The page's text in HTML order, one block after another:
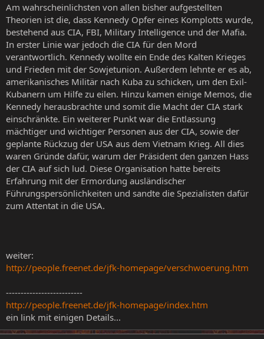
Am wahrscheinlichsten von allen bisher aufgestellten
Theorien ist die, dass Kennedy Opfer eines Komplotts wurde,
bestehend aus CIA, FBI, Military Intelligence und der Mafia.
In erster Linie war jedoch die CIA für den Mord
verantwortlich. Kennedy wollte ein Ende des Kalten Krieges
und Frieden mit der Sowjetunion. Außerdem lehnte er es ab,
amerikanisches Militär nach Kuba zu schicken, um den Exil-
Kubanern um Hilfe zu eilen. Hinzu kamen einige Memos, die
Kennedy herausbrachte und somit die Macht der CIA stark
einschränkte. Ein weiterer Punkt war die Entlassung
mächtiger und wichtiger Personen aus der CIA, sowie der
geplante Rückzug der USA aus dem Vietnam Krieg. All dies
waren Gründe dafür, warum der Präsident den ganzen Hass
der CIA auf sich lud. Diese Organisation hatte bereits
Erfahrung mit der Ermordung ausländischer
Führungspersönlichkeiten und sandte die Spezialisten dafür
zum Attentat in die USA.
weiter:
http://people.freenet.de/jfk-homepage/verschwoerung.htm
--------------------------
http://people.freenet.de/jfk-homepage/index.htm
ein link mit einigen Details...